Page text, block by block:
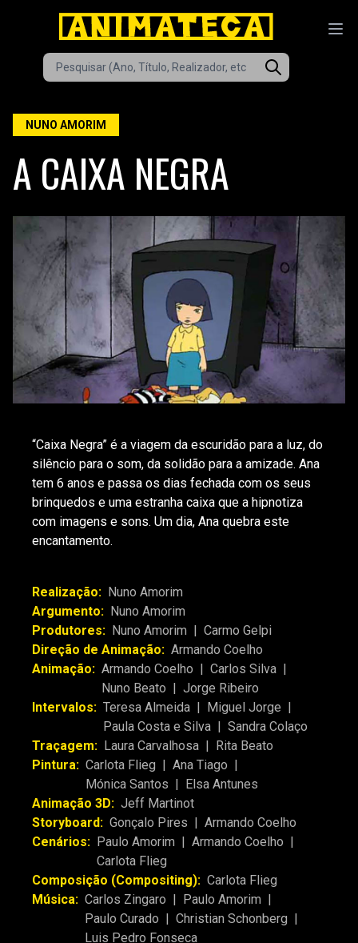
NUNO AMORIM
A CAIXA NEGRA
“Caixa Negra” é a viagem da escuridão para a luz, do
silêncio para o som, da solidão para a amizade. Ana
tem 6 anos e passa os dias fechada com os seus
brinquedos e uma estranha caixa que a hipnotiza
com imagens e sons. Um dia, Ana quebra este
encantamento.
Realização: Nuno Amorim
Argumento: Nuno Amorim
Produtores: Nuno Amorim | Carmo Gelpi
Direção de Animação: Armando Coelho
Animação: Armando Coelho | Carlos Silva |
Nuno Beato | Jorge Ribeiro
Intervalos: Teresa Almeida | Miguel Jorge |
Paula Costa e Silva | Sandra Colaço
Traçagem: Laura Carvalhosa | Rita Beato
Pintura: Carlota Flieg | Ana Tiago |
Mónica Santos | Elsa Antunes
Animação 3D: Jeff Martinot
Storyboard: Gonçalo Pires | Armando Coelho
Cenários: Paulo Amorim | Armando Coelho |
Carlota Flieg
Composição (Compositing): Carlota Flieg
Música: Carlos Zingaro | Paulo Amorim |
Paulo Curado | Christian Schonberg |
Luis Pedro Fonseca